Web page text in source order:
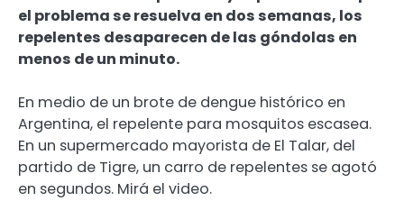
el problema se resuelva en dos semanas, los
repelentes desaparecen de las góndolas en
menos de un minuto.
En medio de un brote de dengue histórico en
Argentina, el repelente para mosquitos escasea.
En un supermercado mayorista de El Talar, del
partido de Tigre, un carro de repelentes se agotó
en segundos. Mirá el video.